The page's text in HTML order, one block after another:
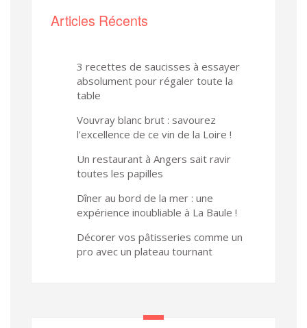
Articles Récents
3 recettes de saucisses à essayer
absolument pour régaler toute la
table
Vouvray blanc brut : savourez
l’excellence de ce vin de la Loire !
Un restaurant à Angers sait ravir
toutes les papilles
Dîner au bord de la mer : une
expérience inoubliable à La Baule !
Décorer vos pâtisseries comme un
pro avec un plateau tournant